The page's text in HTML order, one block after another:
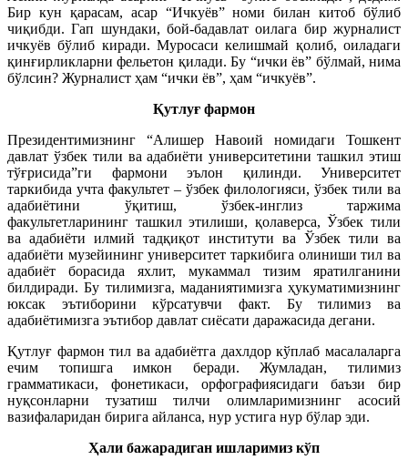
Бир кун қарасам, асар “Ичкуёв” номи билан китоб бўлиб
чиқибди. Гап шундаки, бой-бадавлат оилага бир журналист
ичкуёв бўлиб киради. Муросаси келишмай қолиб, оиладаги
қинғирликларни фельетон қилади. Бу “ички ёв” бўлмай, нима
бўлсин? Журналист ҳам “ички ёв”, ҳам “ичкуёв”.
Қутлуғ фармон
Президентимизнинг “Алишер Навоий номидаги Тошкент
давлат ўзбек тили ва адабиёти университетини ташкил этиш
тўғрисида”ги фармони эълон қилинди. Университет
таркибида учта факультет – ўзбек филологияси, ўзбек тили ва
адабиётини ўқитиш, ўзбек-инглиз таржима
факультетларининг ташкил этилиши, қолаверса, Ўзбек тили
ва адабиёти илмий тадқиқот институти ва Ўзбек тили ва
адабиёти музе­йининг университет таркибига олиниши тил ва
адабиёт борасида яхлит, мукаммал тизим яратилганини
билдиради. Бу тилимизга, маданиятимизга ҳукуматимизнинг
юксак эътиборини кўрсатувчи факт. Бу тилимиз ва
адабиётимизга эътибор давлат сиёсати даражасида дегани.
Қутлуғ фармон тил ва адабиётга дахлдор кўплаб масалаларга
ечим топишга имкон беради. Жумладан, тилимиз
грамматикаси, фонетикаси, орфографиясидаги баъзи бир
нуқсонларни тузатиш тилчи олимларимизнинг асосий
вазифаларидан бирига айланса, нур устига нур бўлар эди.
Ҳали бажарадиган ишларимиз кўп